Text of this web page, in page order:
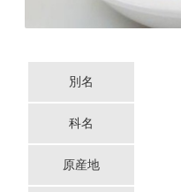
別名
科名
原産地